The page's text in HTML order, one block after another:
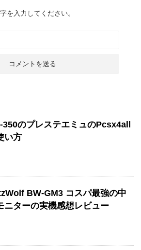
を入力してください。
350のプレステエミュのPcsx4all
い方
BW-GM3 コスパ最強の中
ニターの実機感想レビュー